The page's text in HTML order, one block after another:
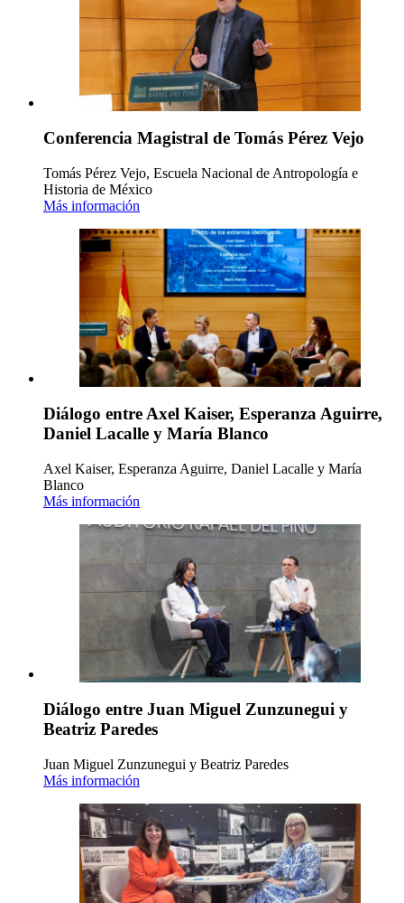
Conferencia Magistral de Tomás Pérez Vejo
Tomás Pérez Vejo, Escuela Nacional de Antropología e
Historia de México
Más información
Diálogo entre Axel Kaiser, Esperanza Aguirre,
Daniel Lacalle y María Blanco
Axel Kaiser, Esperanza Aguirre, Daniel Lacalle y María
Blanco
Más información
Diálogo entre Juan Miguel Zunzunegui y
Beatriz Paredes
Juan Miguel Zunzunegui y Beatriz Paredes
Más información